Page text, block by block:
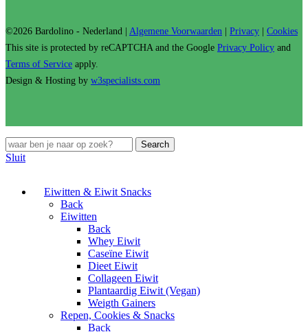
©2026 Bardolino - Nederland | Algemene Voorwaarden Privacy
Cookies
This site is protected by reCAPTCHA and the Google Privacy Policy and
Terms of Service apply.
Design & Hosting by w3specialists.com
Search
Sluit
Eiwitten & Eiwit Snacks
Back
Eiwitten
Back
Whey Eiwit
Caseïne Eiwit
Dieet Eiwit
Collageen Eiwit
Plantaardig Eiwit (Vegan)
Weigth Gainers
Repen, Cookies & Snacks
Back